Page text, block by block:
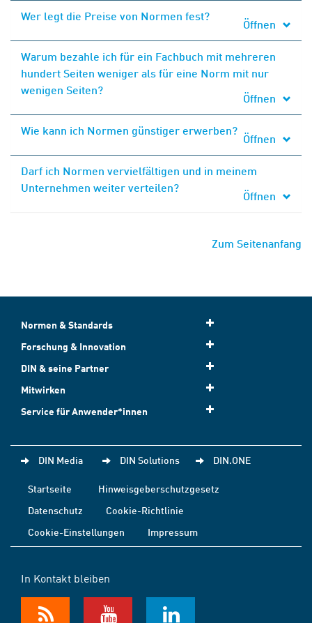
Wer legt die Preise von Normen fest?
Öffnen
Warum bezahle ich für ein Fachbuch mit mehreren
hundert Seiten weniger als für eine Norm mit nur
wenigen Seiten?
Öffnen
Wie kann ich Normen günstiger erwerben?
Öffnen
Darf ich Normen vervielfältigen und in meinem
Unternehmen weiter verteilen?
Öffnen
Zum Seitenanfang
Normen & Standards
Forschung & Innovation
DIN & seine Partner
Mitwirken
Service für Anwender*innen
DIN Media DIN Solutions DIN.ONE
Startseite
Hinweisgeberschutzgesetz
Datenschutz
Cookie-Richtlinie
Cookie-Einstellungen
Impressum
In Kontakt bleiben